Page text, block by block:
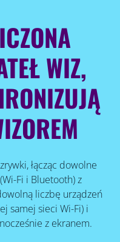
WIZ,
łącząc dowolne
Fi i Bluetooth) z
liczbę urządzeń
samej sieci Wi-Fi) i
z ekranem.